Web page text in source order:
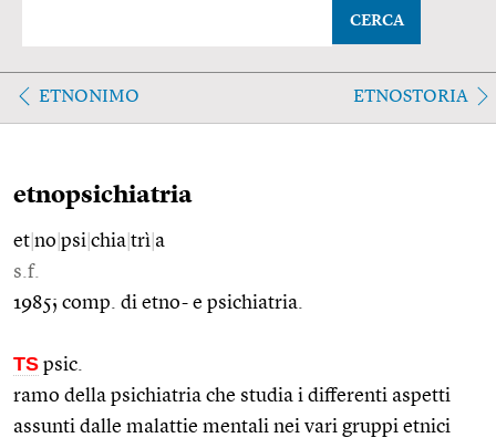
CERCA
ETNONIMO ETNOSTORIA
etnopsichiatria
et no psi chia trì a
s.f.
1985; comp. di etno- e psichiatria.
TS psic.
ramo della psichiatria che studia i differenti aspetti
assunti dalle malattie mentali nei vari gruppi etnici